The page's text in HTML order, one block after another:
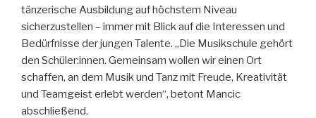
tänzerische Ausbildung auf höchstem Niveau
sicherzustellen – immer mit Blick auf die Interessen und
Bedürfnisse der jungen Talente. „Die Musikschule gehört
den Schüler:innen. Gemeinsam wollen wir einen Ort
schaffen, an dem Musik und Tanz mit Freude, Kreativität
und Teamgeist erlebt werden“, betont Mancic
abschließend.